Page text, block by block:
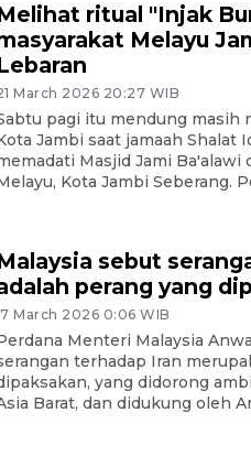
ritual "Injak
Melayu
March 2026 20:27 WIB
pagi itu mendung masih
Jambi saat jamaah Shalat
Masjid Jami Ba'alawi
Kota Jambi Seberang.
sebut
perang yang
March 2026 0:06 WIB
Menteri Malaysia
terhadap Iran
yang didorong
Barat, dan didukung oleh